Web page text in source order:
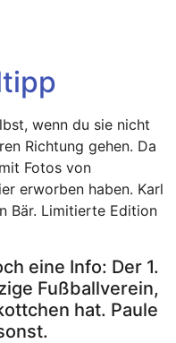
wenn du sie nicht
Richtung gehen. Da
Fotos von
erworben haben. Karl
Bär. Limitierte Edition
eine Info: Der 1.
Fußballverein,
hat. Paule